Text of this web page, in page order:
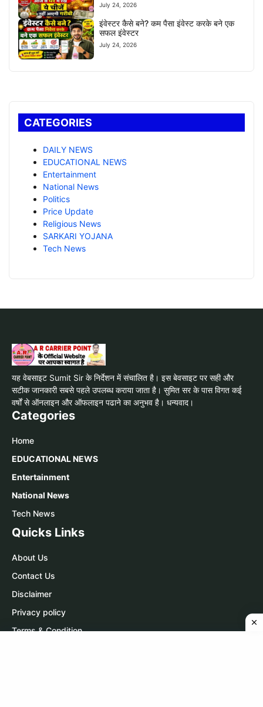
July 24, 2026
इंवेस्टर कैसे बने? कम पैसा इंवेस्ट करके बने एक
सफल इंवेस्टर
July 24, 2026
CATEGORIES
DAILY NEWS
EDUCATIONAL NEWS
Entertainment
National News
Politics
Price Update
Religious News
SARKARI YOJANA
Tech News
यह वेबसाइट Sumit Sir के निर्देशन में संचालित है। इस बेवसाइट पर सही और
सटीक जानकारी सबसे पहले उपलब्ध कराया जाता है। सुमित सर के पास विगत कई
वर्षों से ऑनलाइन और ऑफलाइन पढाने का अनुभव है। धन्यवाद।
Categories
Home
EDUCATIONAL NEWS
Entertainment
National News
Tech News
Quicks Links
About Us
Contact Us
Disclaimer
Privacy policy
Terms & Condition